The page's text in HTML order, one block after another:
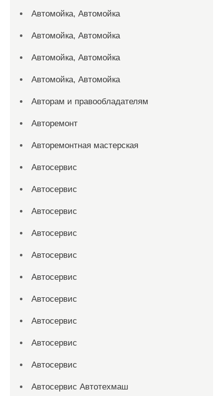
Автомойка, Автомойка
Автомойка, Автомойка
Автомойка, Автомойка
Автомойка, Автомойка
Авторам и правообладателям
Авторемонт
Авторемонтная мастерская
Автосервис
Автосервис
Автосервис
Автосервис
Автосервис
Автосервис
Автосервис
Автосервис
Автосервис
Автосервис
Автосервис Автотехмаш